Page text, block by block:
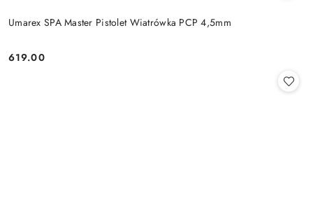
Umarex SPA Master Pistolet Wiatrówka PCP 4,5mm
Cena:
619.00